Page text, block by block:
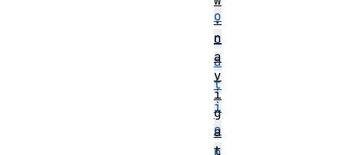
o
c
a
t
i
o
.
n
a
v
i
g
a
t